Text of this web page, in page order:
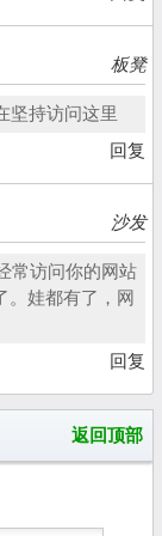
板凳
坚持访问这里
回复
沙发
常访问你的网站
。娃都有了，网
回复
返回顶部